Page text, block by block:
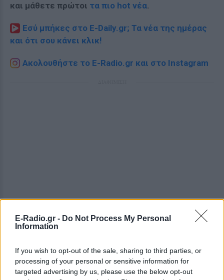
E-Radio.gr - Do Not Process My Personal
Information
If you wish to opt-out of the sale, sharing to third parties, or
processing of your personal or sensitive information for
targeted advertising by us, please use the below opt-out
και μάθετε πρώτοι τα πιο hot νέα.
Εσύ μπήκες στο E-Daily.gr; Τα νέα της ημέρας
και ότι σου κάνει κλικ!
Ακολουθήστε το E-Radio.gr και στο Instagram